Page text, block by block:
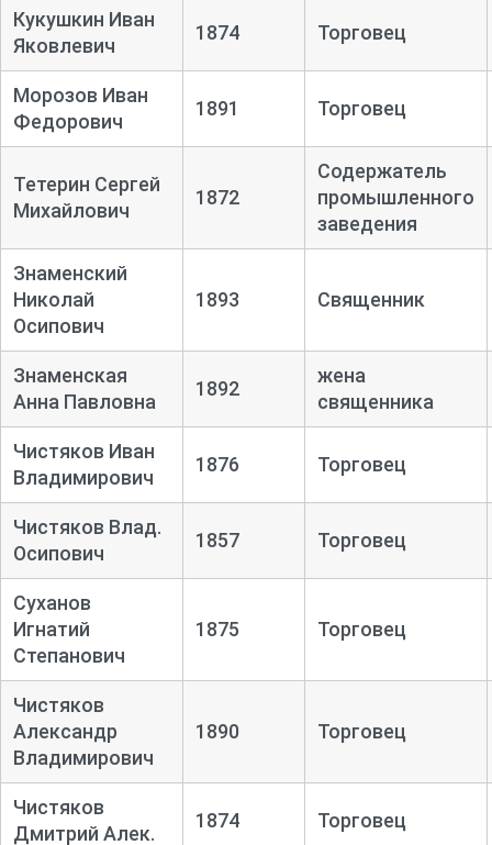
Кукушкин Иван
Яковлевич
1874 Торговец
Морозов Иван
Федорович
1891 Торговец
Тетерин Сергей
Михайлович
1872
Содержатель
промышленного
заведения
Знаменский
Николай
Осипович
1893 Священник
Знаменская
Анна Павловна
1892
жена
священника
Чистяков Иван
Владимирович
1876 Торговец
Чистяков Влад.
Осипович
1857 Торговец
Суханов
Игнатий
Степанович
1875 Торговец
Чистяков
Александр
Владимирович
1890 Торговец
Чистяков
Дмитрий Алек.
1874 Торговец